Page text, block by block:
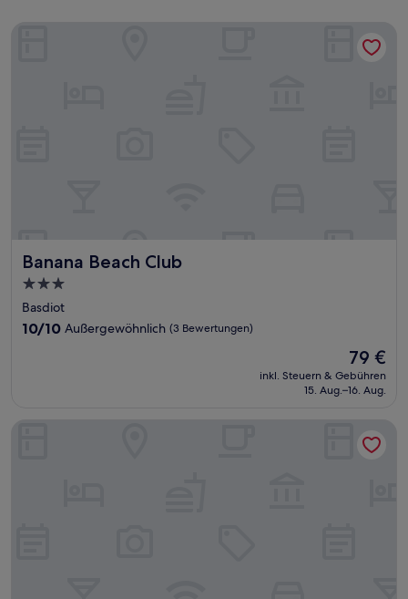
Banana Beach Club
Banana Beach Club
3.0-
Sterne-
Unterkunft
Basdiot
10.0
10/10 Außergewöhnlich (3 Bewertungen)
Der
Preis
beträgt
79 €
inkl. Steuern & Gebühren
15. Aug.–16. Aug.
Pescadores Suites Moalboal